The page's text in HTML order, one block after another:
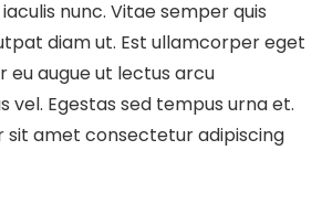
nunc. Vitae semper quis
diam ut. Est ullamcorper eget
eu augue ut lectus arcu
vel. Egestas sed tempus urna et.
sit amet consectetur adipiscing